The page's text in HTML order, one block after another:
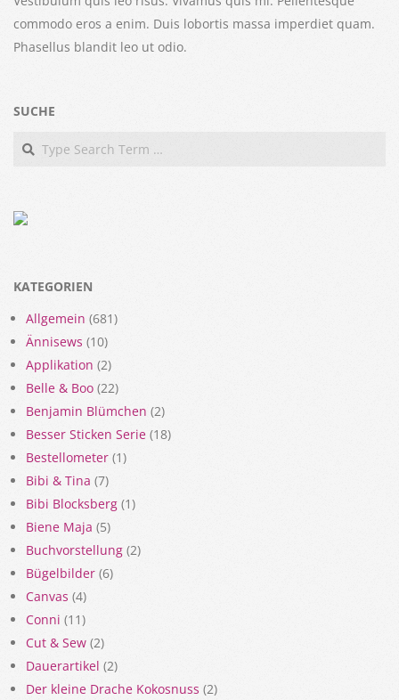
commodo eros a enim. Duis lobortis massa imperdiet quam.
Phasellus blandit leo ut odio.
SUCHE
Search
KATEGORIEN
Allgemein (681)
Ännisews (10)
Applikation (2)
Belle & Boo (22)
Benjamin Blümchen (2)
Besser Sticken Serie (18)
Bestellometer (1)
Bibi & Tina (7)
Bibi Blocksberg (1)
Biene Maja (5)
Buchvorstellung (2)
Bügelbilder (6)
Canvas (4)
Conni (11)
Cut & Sew (2)
Dauerartikel (2)
Der kleine Drache Kokosnuss (2)